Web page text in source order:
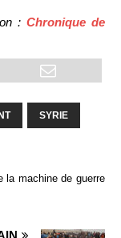
: Chronique de
SYRIE
la machine de guerre